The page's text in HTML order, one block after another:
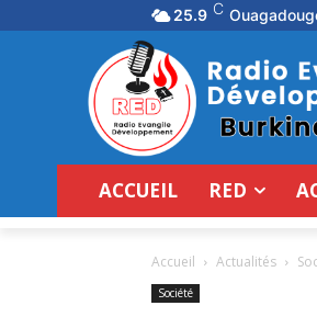
25.9 C
ACCUEIL RED
Accueil Actualités
Société